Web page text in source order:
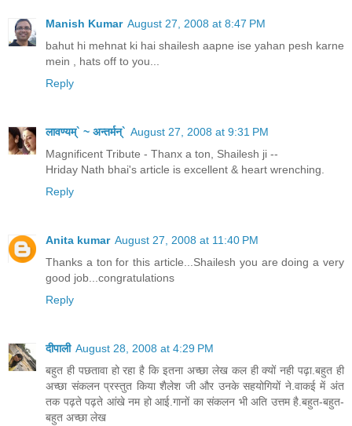
Manish Kumar August 27, 2008 at 8:47 PM
bahut hi mehnat ki hai shailesh aapne ise yahan pesh karne
mein , hats off to you...
Reply
लावण्यम्` ~ अन्तर्मन्` August 27, 2008 at 9:31 PM
Magnificent Tribute - Thanx a ton, Shailesh ji --
Hriday Nath bhai's article is excellent & heart wrenching.
Reply
Anita kumar August 27, 2008 at 11:40 PM
Thanks a ton for this article...Shailesh you are doing a very
good job...congratulations
Reply
दीपाली August 28, 2008 at 4:29 PM
बहुत ही पछतावा हो रहा है कि इतना अच्छा लेख कल ही क्यों नही पढ़ा.बहुत ही
अच्छा संकलन प्रस्तुत किया शैलेश जी और उनके सहयोगियों ने.वाकई में अंत
तक पढ़ते पढ़ते आंखे नम हो आई.गानों का संकलन भी अति उत्तम है.बहुत-बहुत-
बहुत अच्छा लेख